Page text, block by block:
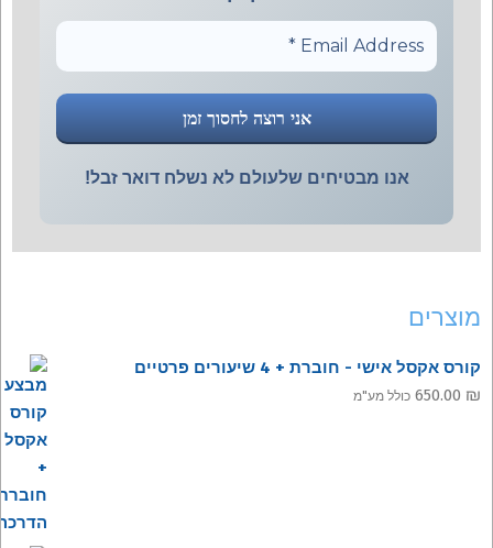
אנו מבטיחים שלעולם לא נשלח דואר זבל!
מוצרים
קורס אקסל אישי - חוברת + 4 שיעורים פרטיים
650.00 ₪ כולל מע"מ